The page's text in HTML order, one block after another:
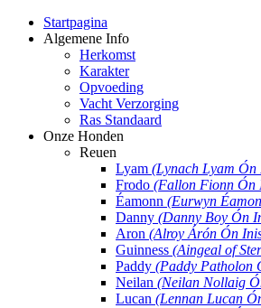
Startpagina
Algemene Info
Herkomst
Karakter
Opvoeding
Vacht Verzorging
Ras Standaard
Onze Honden
Reuen
Lyam (Lynach Lyam Ón
Frodo (Fallon Fionn Ón
Éamonn (Eurwyn
Danny (Danny Boy Ón
Aron (Alroy Árón Ón
Guinness (Aingeal of
Paddy (Paddy Patholon
Neilan (Neilan Nollaig
Lucan (Lennan Lucan